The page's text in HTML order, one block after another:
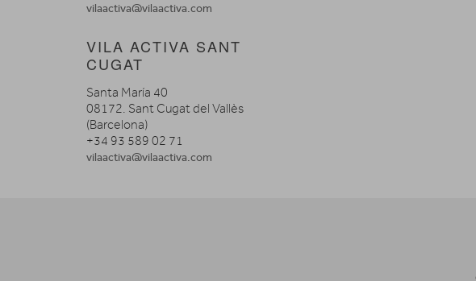
vilaactiva@vilaactiva.com
VILA ACTIVA SANT
CUGAT
Santa María 40
08172. Sant Cugat del Vallès
(Barcelona)
+34 93 589 02 71
vilaactiva@vilaactiva.com